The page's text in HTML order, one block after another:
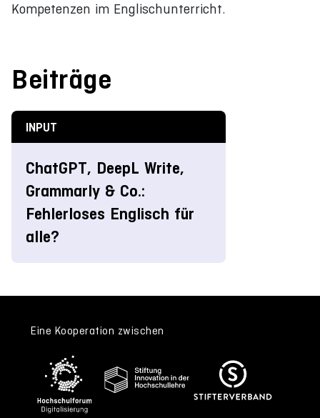
Kompetenzen im Englischunterricht.
Beiträge
INPUT
ChatGPT, DeepL Write,
Grammarly & Co.:
Fehlerloses Englisch für
alle?
Eine Kooperation zwischen